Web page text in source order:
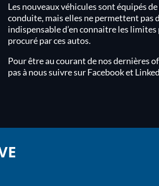
Les nouveaux véhicules sont équipés
conduite, mais elles ne permettent pas
indispensable d’en connaitre les
procuré par ces autos.
Pour être au courant de nos dernières
pas à nous suivre sur Facebook et